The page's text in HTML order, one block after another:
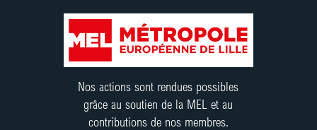
Nos actions sont rendues possibles
grâce au soutien de la MEL et au
contributions de nos membres.